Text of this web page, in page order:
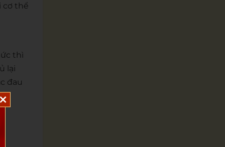
cơ thể
thì
lại
đau